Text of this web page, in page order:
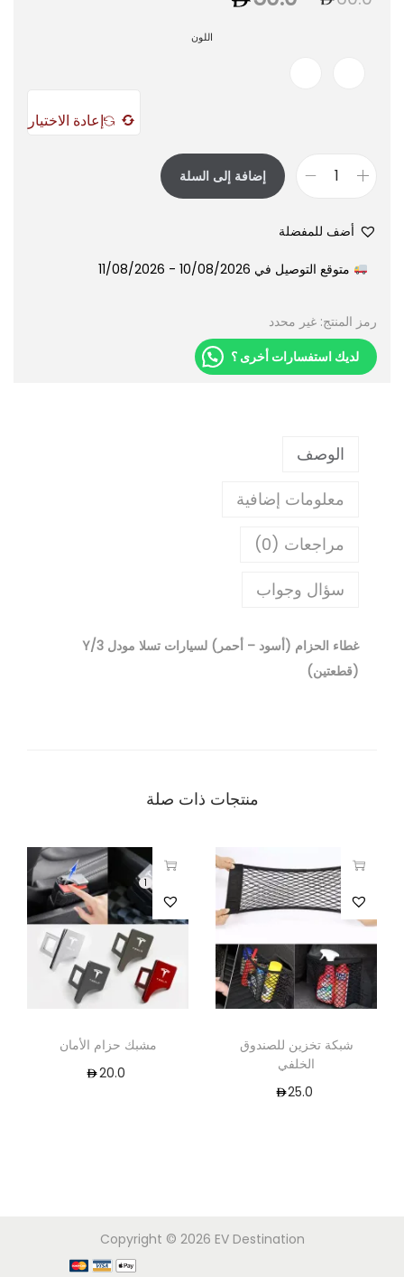
اللون
إعادة الاختيار
إضافة إلى السلة
أضف للمفضلة
متوقع التوصيل في 10/08/2026 - 11/08/2026
رمز المنتج: غير محدد
لديك استفسارات أخرى ؟
الوصف
معلومات إضافية
مراجعات (0)
سؤال وجواب
غطاء الحزام (أسود – أحمر) لسيارات تسلا مودل 3/Y
(قطعتين)
منتجات ذات صلة
1
مشبك حزام الأمان
20.0
شبكة تخزين للصندوق
الخلفي
25.0
Copyright © 2026 EV Destination